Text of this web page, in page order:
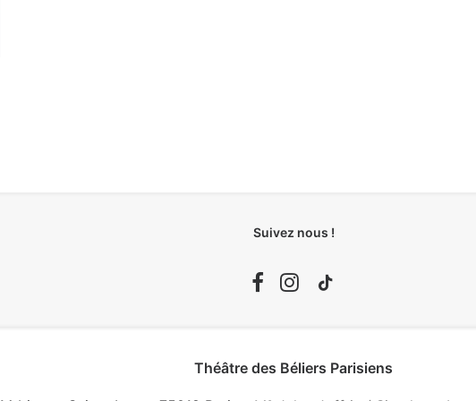
Suivez nous !
Théâtre des Béliers Parisiens